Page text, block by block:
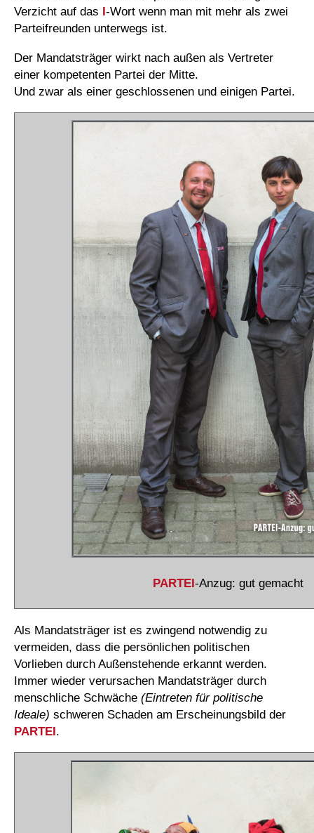
Verzicht auf das I-Wort wenn man mit mehr als zwei
Parteifreunden unterwegs ist.
Der Mandatsträger wirkt nach außen als Vertreter
einer kompetenten Partei der Mitte.
Und zwar als einer geschlossenen und einigen Partei.
PARTEI-Anzug: gut gemacht
Als Mandatsträger ist es zwingend notwendig zu
vermeiden, dass die persönlichen politischen
Vorlieben durch Außenstehende erkannt werden.
Immer wieder verursachen Mandatsträger durch
menschliche Schwäche (Eintreten für politische
Ideale) schweren Schaden am Erscheinungsbild der
PARTEI.